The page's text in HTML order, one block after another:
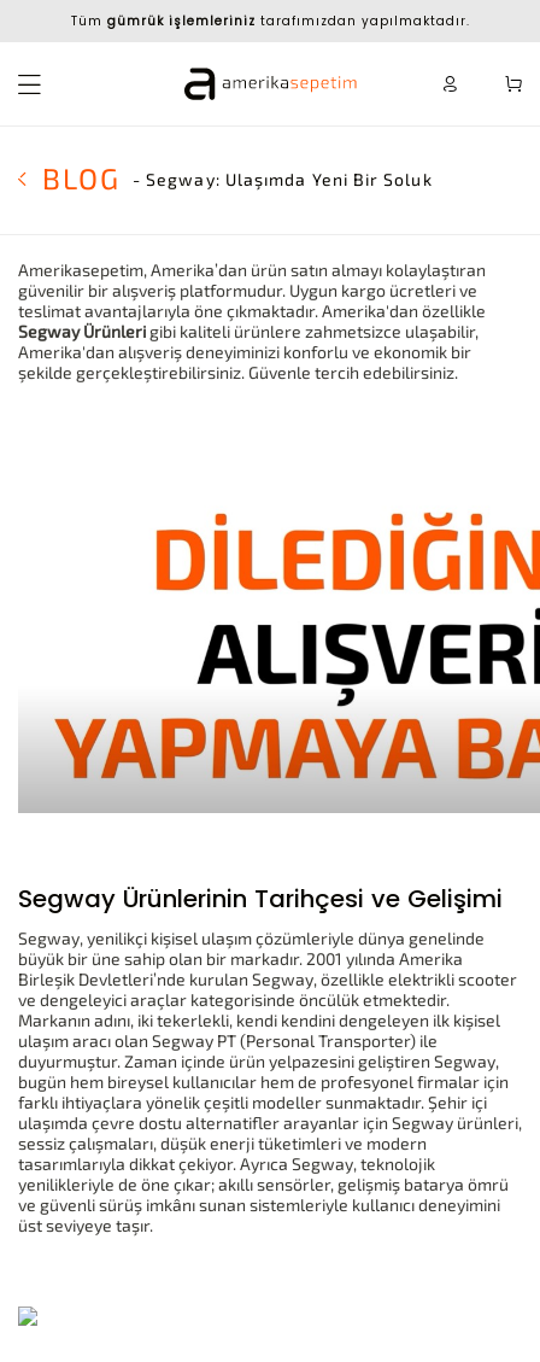
Tüm gümrük işlemleriniz tarafımızdan yapılmaktadır.
BLOG - Segway: Ulaşımda Yeni Bir Soluk
Amerikasepetim, Amerika’dan ürün satın almayı kolaylaştıran
güvenilir bir alışveriş platformudur. Uygun kargo ücretleri ve
teslimat avantajlarıyla öne çıkmaktadır. Amerika'dan özellikle
Segway Ürünleri gibi kaliteli ürünlere zahmetsizce ulaşabilir,
Amerika'dan alışveriş deneyiminizi konforlu ve ekonomik bir
şekilde gerçekleştirebilirsiniz. Güvenle tercih edebilirsiniz.
Segway Ürünlerinin Tarihçesi ve Gelişimi
Segway, yenilikçi kişisel ulaşım çözümleriyle dünya genelinde
büyük bir üne sahip olan bir markadır. 2001 yılında Amerika
Birleşik Devletleri’nde kurulan Segway, özellikle elektrikli scooter
ve dengeleyici araçlar kategorisinde öncülük etmektedir.
Markanın adını, iki tekerlekli, kendi kendini dengeleyen ilk kişisel
ulaşım aracı olan Segway PT (Personal Transporter) ile
duyurmuştur. Zaman içinde ürün yelpazesini geliştiren Segway,
bugün hem bireysel kullanıcılar hem de profesyonel firmalar için
farklı ihtiyaçlara yönelik çeşitli modeller sunmaktadır. Şehir içi
ulaşımda çevre dostu alternatifler arayanlar için Segway ürünleri,
sessiz çalışmaları, düşük enerji tüketimleri ve modern
tasarımlarıyla dikkat çekiyor. Ayrıca Segway, teknolojik
yenilikleriyle de öne çıkar; akıllı sensörler, gelişmiş batarya ömrü
ve güvenli sürüş imkânı sunan sistemleriyle kullanıcı deneyimini
üst seviyeye taşır.